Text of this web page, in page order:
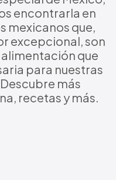
encontrarla en
mexicanos que,
excepcional, son
que
para nuestras
más
recetas y más.